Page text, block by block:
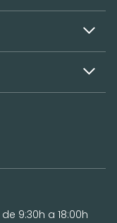
9:30h a 18:00h